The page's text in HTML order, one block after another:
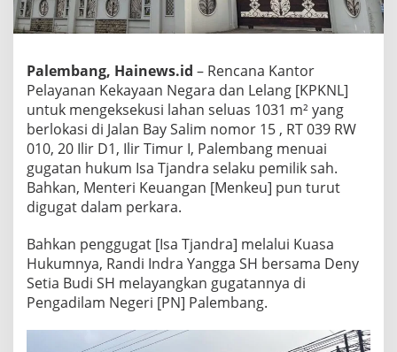
Palembang, Hainews.id – Rencana Kantor
Pelayanan Kekayaan Negara dan Lelang [KPKNL]
untuk mengeksekusi lahan seluas 1031 m² yang
berlokasi di Jalan Bay Salim nomor 15 , RT 039 RW
010, 20 Ilir D1, Ilir Timur I, Palembang menuai
gugatan hukum Isa Tjandra selaku pemilik sah.
Bahkan, Menteri Keuangan [Menkeu] pun turut
digugat dalam perkara.
Bahkan penggugat [Isa Tjandra] melalui Kuasa
Hukumnya, Randi Indra Yangga SH bersama Deny
Setia Budi SH melayangkan gugatannya di
Pengadilam Negeri [PN] Palembang.